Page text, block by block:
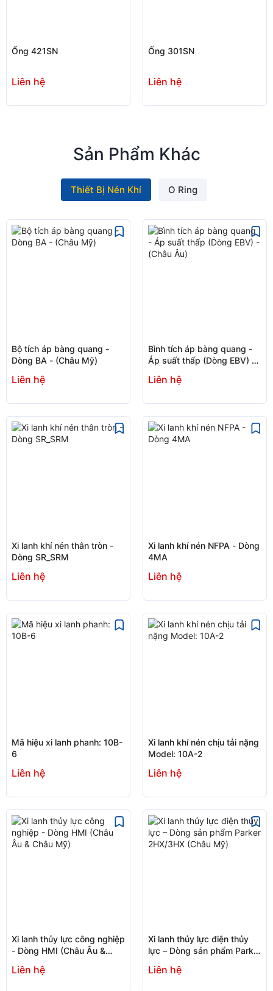
Ống 421SN
Liên hệ
Ống 301SN
Liên hệ
Sản Phẩm Khác
Thiết Bị Nén Khí O Ring
Bộ tích áp bàng quang -
Dòng BA - (Châu Mỹ)
Liên hệ
Bình tích áp bàng quang -
Áp suất thấp (Dòng EBV) -
Liên hệ
Xi lanh khí nén thân tròn -
Dòng SR_SRM
Liên hệ
Xi lanh khí nén NFPA - Dòng
4MA
Liên hệ
Mã hiệu xi lanh phanh: 10B-
6
Liên hệ
Xi lanh khí nén chịu tải nặng
Model: 10A-2
Liên hệ
Xi lanh thủy lực công nghiệp
- Dòng HMI (Châu Âu &
Liên hệ
Xi lanh thủy lực điện thủy
lực – Dòng sản phẩm Parker
Liên hệ